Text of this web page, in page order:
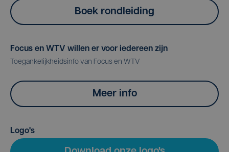
Boek rondleiding
Focus en WTV willen er voor iedereen zijn
Toegankelijkheidsinfo van Focus en WTV
Meer info
Logo's